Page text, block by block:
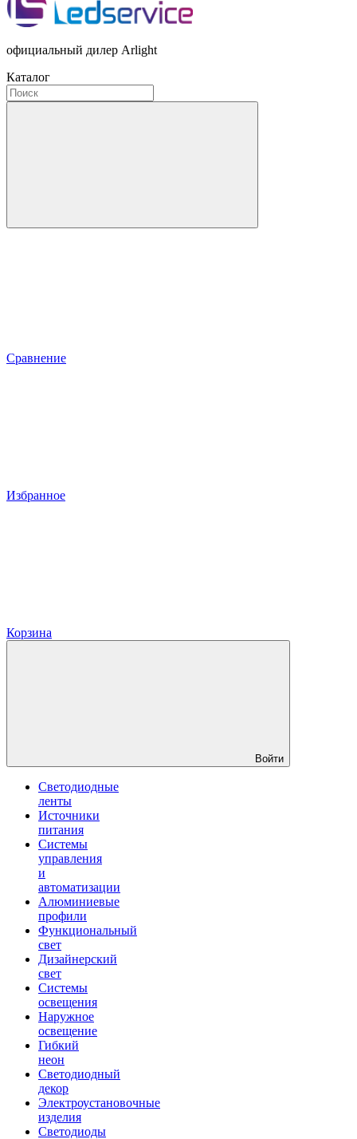
официальный дилер Arlight
Каталог
Сравнение
Избранное
Корзина
Войти
Светодиодные
ленты
Источники
питания
Системы
управления
и
автоматизации
Алюминиевые
профили
Функциональный
свет
Дизайнерский
свет
Системы
освещения
Наружное
освещение
Гибкий
неон
Светодиодный
декор
Электроустановочные
изделия
Светодиоды